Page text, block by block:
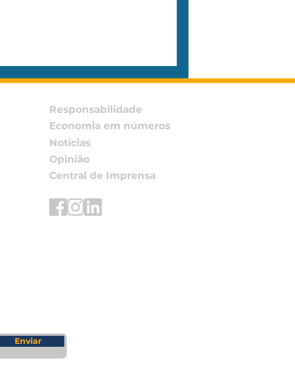
Responsabilidade
Economia em números
Notícias
Opinião
Central de Imprensa
Enviar